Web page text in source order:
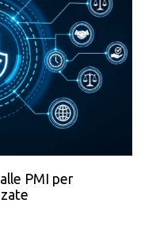
PMI per